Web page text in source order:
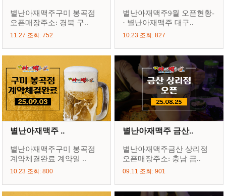
별난아재맥주구미 봉곡점
오픈매장주소: 경북 구..
11.27 조회: 752
별난아재맥주9월 오픈현황-
· 별난아재맥주 대구..
10.23 조회: 827
별난아재맥주 ..
별난아재맥주구미 봉곡점
계약체결완료 계약일 ..
10.23 조회: 800
별난아재맥주 금산..
별난아재맥주금산 상리점
오픈매장주소: 충남 금..
09.11 조회: 901